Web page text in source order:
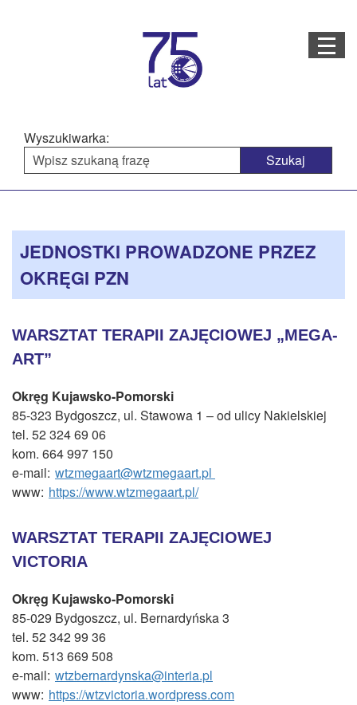
Wyszukiwarka:
główne
Menu
STRONA GŁÓWNA
AKTUALNOŚCI
PROJEKTY REALIZOWANE
OFERTA USŁUG
MULTIMEDIA
INSTYTUT TYFLOLOGICZNY
KONTAKT
JEDNOSTKI PROWADZONE PRZEZ
OKRĘGI PZN
WARSZTAT TERAPII ZAJĘCIOWEJ „MEGA-
ART”
Okręg Kujawsko-Pomorski
85-323 Bydgoszcz, ul. Stawowa 1 – od ulicy Nakielskiej
tel. 52 324 69 06
kom. 664 997 150
e-mail: wtzmegaart@wtzmegaart.pl
www: https://www.wtzmegaart.pl/
WARSZTAT TERAPII ZAJĘCIOWEJ
VICTORIA
Okręg Kujawsko-Pomorski
85-029 Bydgoszcz, ul. Bernardyńska 3
tel. 52 342 99 36
kom. 513 669 508
e-mail: wtzbernardynska@interia.pl
www: https://wtzvictoria.wordpress.com